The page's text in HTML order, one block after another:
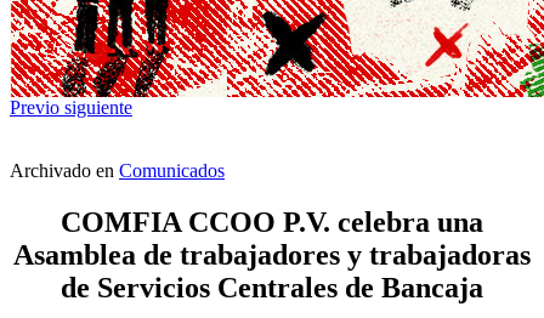
Previo siguiente
Archivado en Comunicados
COMFIA CCOO P.V. celebra una
Asamblea de trabajadores y trabajadoras
de Servicios Centrales de Bancaja